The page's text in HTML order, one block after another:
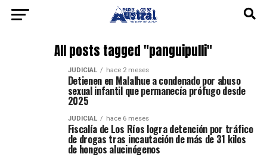
All posts tagged "panguipulli"
JUDICIAL hace 2 meses
Detienen en Malalhue a condenado por abuso
sexual infantil que permanecía prófugo desde
2025
JUDICIAL hace 6 meses
Fiscalía de Los Ríos logra detención por tráfico
de drogas tras incautación de más de 31 kilos
de hongos alucinógenos